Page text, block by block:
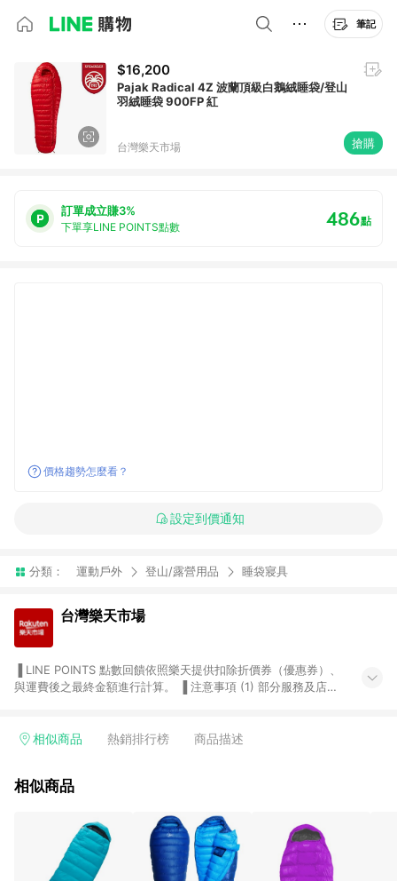
筆記
$16,200
Pajak Radical 4Z 波蘭頂級白鵝絨睡袋/登山
羽絨睡袋 900FP 紅
台灣樂天市場 搶購
訂單成立賺3%
下單享LINE POINTS點數 486點
價格趨勢怎麼看？
設定到價通知
分類： 運動戶外 登山/露營用品 睡袋寢具
台灣樂天市場
與運費後之最終金額進行計算。 ▐ 注意事項 (1) 部分服務及店家
Smart mobile、神腦生活、JS巨盛、樂天KOBO電子書，請詳閱
台灣樂天市場，並在同一瀏覽器於24小時內結帳，才享有 LINE
市場 45 天內完成訂單出貨及結帳，則不符合贈點資格。 (4) 如
使用APP、或中途瀏覽比價網、回饋網、Google等其他網頁、或
由網頁版(電腦版/手機版網頁)切換為App都將會造成追蹤中斷而
無法進行 LINE POINTS 回饋。 (5) LINE 購物為購物資訊整合性
相似商品 熱銷排行榜 商品描述
相似商品